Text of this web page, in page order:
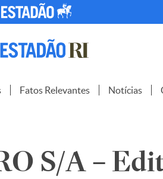
Fatos Relevantes Notícias
S/A –